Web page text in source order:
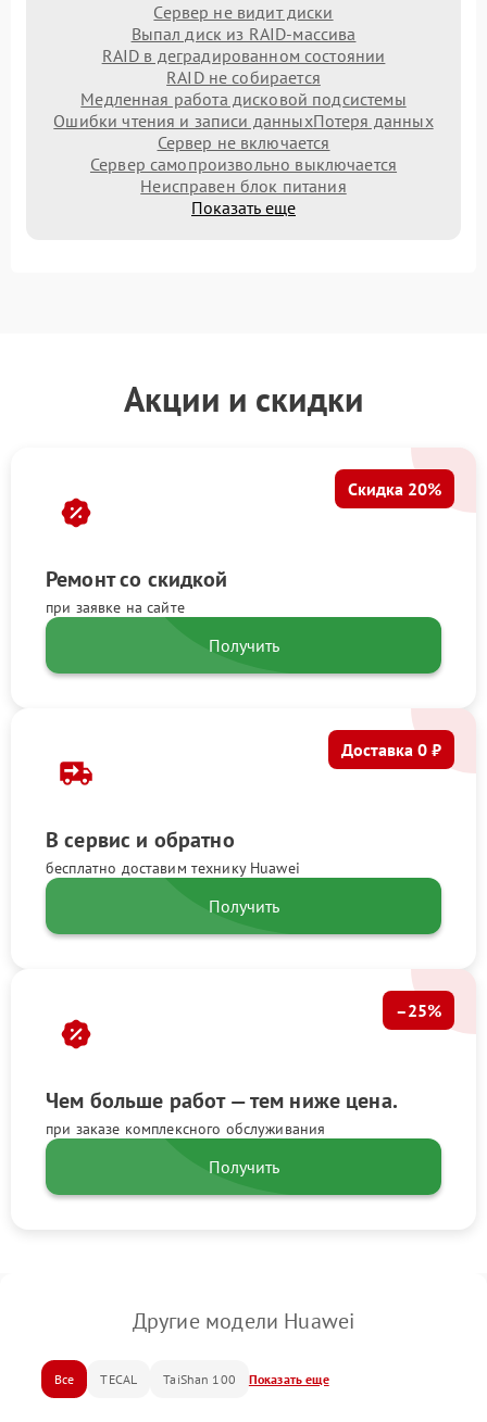
Сервер не видит диски
Выпал диск из RAID-массива
RAID в деградированном состоянии
RAID не собирается
Медленная работа дисковой подсистемы
Ошибки чтения и записи данныхПотеря данных
Сервер не включается
Сервер самопроизвольно выключается
Неисправен блок питания
Показать еще
Акции и скидки
Ремонт со скидкой
при заявке на сайте
Скидка 20%
Получить
В сервис и обратно
бесплатно доставим технику Huawei
Доставка 0 ₽
Получить
Чем больше работ — тем ниже цена.
при заказе комплексного обслуживания
–25%
Получить
Другие модели Huawei
Все TECAL TaiShan 100 Показать еще